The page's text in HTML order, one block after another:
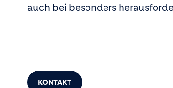
auch bei besonders
KONTAKT